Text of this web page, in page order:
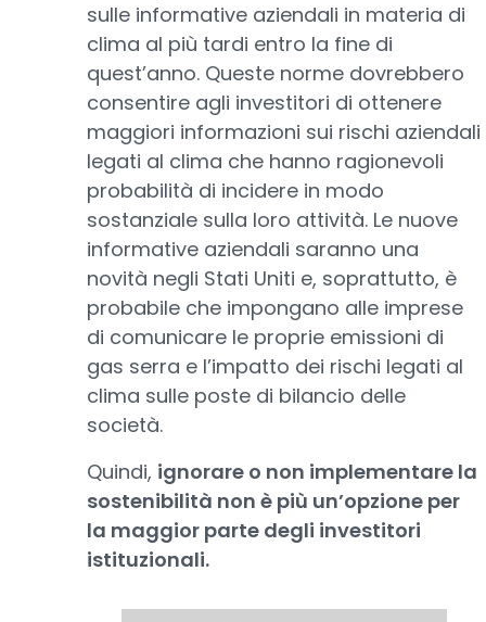
sulle informative aziendali in materia di
clima al più tardi entro la fine di
quest’anno. Queste norme dovrebbero
consentire agli investitori di ottenere
maggiori informazioni sui rischi aziendali
legati al clima che hanno ragionevoli
probabilità di incidere in modo
sostanziale sulla loro attività. Le nuove
informative aziendali saranno una
novità negli Stati Uniti e, soprattutto, è
probabile che impongano alle imprese
di comunicare le proprie emissioni di
gas serra e l’impatto dei rischi legati al
clima sulle poste di bilancio delle
società.
Quindi, ignorare o non implementare la
sostenibilità non è più un’opzione per
la maggior parte degli investitori
istituzionali.